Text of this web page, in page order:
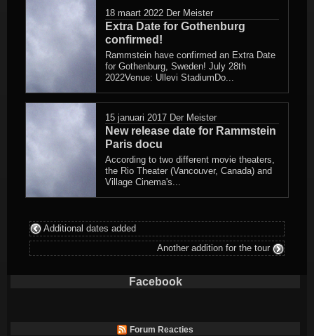
18 maart 2022 Der Meister
Extra Date for Gothenburg
confirmed!
Rammstein have confirmed an Extra Date
for Gothenburg, Sweden! July 28th
2022Venue: Ullevi StadiumDo...
15 januari 2017 Der Meister
New release date for Rammstein
Paris docu
According to two different movie theaters,
the Rio Theater (Vancouver, Canada) and
Village Cinema's...
Additional dates added
Another addition for the tour
Facebook
Forum Reacties